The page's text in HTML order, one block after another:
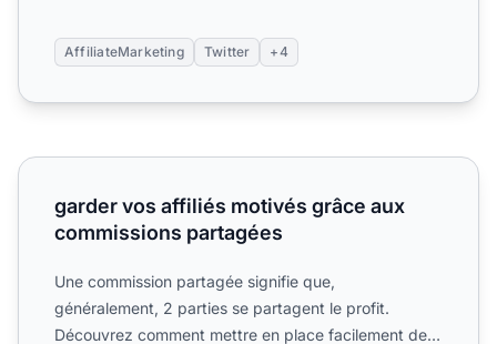
AffiliateMarketing Twitter +4
garder vos affiliés motivés grâce aux commissions
garder vos affiliés motivés grâce aux
commissions partagées
Une commission partagée signifie que,
généralement, 2 parties se partagent le profit.
Découvrez comment mettre en place facilement des